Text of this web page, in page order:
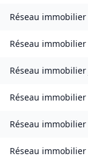
Réseau immobilier
Réseau immobilier
Réseau immobilier
Réseau immobilier
Réseau immobilier
Réseau immobilier